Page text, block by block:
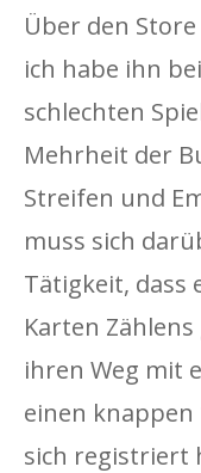
Über den
ich habe ihn
schlechten
Mehrheit der
Streifen und
muss sich
Tätigkeit, dass
Karten
ihren Weg mit
einen
sich registriert